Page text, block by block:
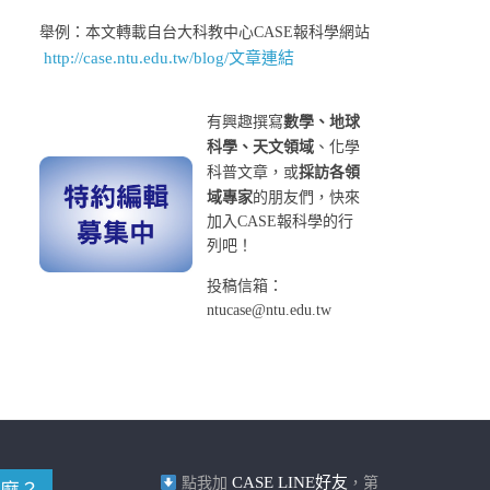
舉例：本文轉載自台大科教中心CASE報科學網站
http://case.ntu.edu.tw/blog/文章連結
有興趣撰寫數學、地球
科學、天文領域 、化學
科普文章，或採訪各領
域專家的朋友們，快來
加入CASE報科學的行
列吧！
投稿信箱：
ntucase@ntu.edu.tw
點我加 CASE LINE好友 ，第